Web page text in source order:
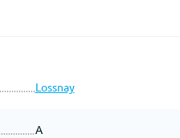
Lossnay
A